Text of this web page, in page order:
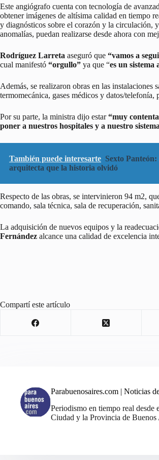
Este angiógrafo cuenta con tecnología de
obtener imágenes de altísima calidad en tiempo
y diagnósticos sobre el corazón y la circulación,
anomalías, puedan realizarse desde ahora con
Rodríguez Larreta aseguró que “vamos a
cual manifestó “orgullo” ya que “es un sistema
Además, se realizaron obras en las
termomecánica, gases médicos y datos/
Por su parte, la ministra dijo estar“muy
poner a nuestros hospitales y a nuestro
También puede interesarte Sexto
arquitecta que la historia olvidó
Respecto de las obras, se intervinieron 94 m2,
comando, sala técnica, sala de recuperación,
La adquisición de nuevos equipos y la
Fernández alcance una calidad de excelencia
Compartí este artículo
Parabuenosaires.com | Noticias
Periodismo en tiempo real
Ciudad y la Provincia de